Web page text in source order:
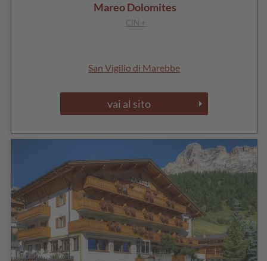
Mareo Dolomites
CIN +
San Vigilio di Marebbe
vai al sito